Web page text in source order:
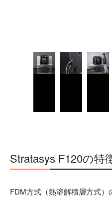
Stratasys F120の特
FDM方式（熱溶解積層方式